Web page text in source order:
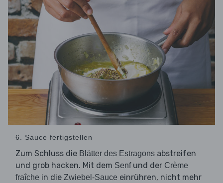
6. Sauce fertigstellen
Zum Schluss die Blätter des Estragons abstreifen
und grob hacken. Mit dem Senfund der Crème
fraîche in die Zwiebel-Sauce einrühren, nicht mehr